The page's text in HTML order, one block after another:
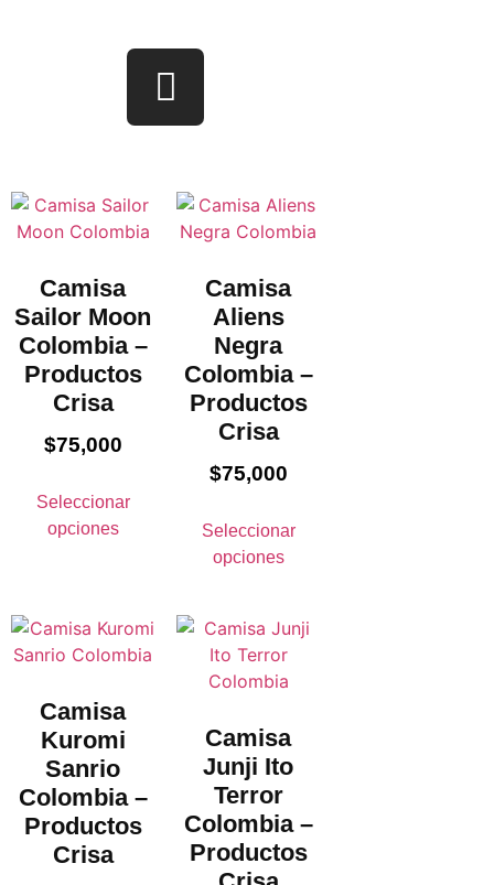
Camisa
Sailor Moon
Colombia –
Productos
Crisa
$75,000
Seleccionar
opciones
Camisa
Aliens
Negra
Colombia –
Productos
Crisa
$75,000
Seleccionar
opciones
Camisa
Kuromi
Sanrio
Colombia –
Productos
Crisa
Camisa
Junji Ito
Terror
Colombia –
Productos